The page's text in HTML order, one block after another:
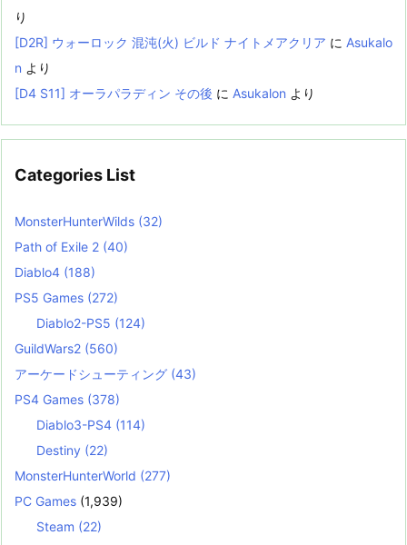
り
[D2R] ウォーロック 混沌(火) ビルド ナイトメアクリア に Asukalo
n より
[D4 S11] オーラパラディン その後 に Asukalon より
Categories List
MonsterHunterWilds (32)
Path of Exile 2 (40)
Diablo4 (188)
PS5 Games (272)
Diablo2-PS5 (124)
GuildWars2 (560)
アーケードシューティング (43)
PS4 Games (378)
Diablo3-PS4 (114)
Destiny (22)
MonsterHunterWorld (277)
PC Games (1,939)
Steam (22)